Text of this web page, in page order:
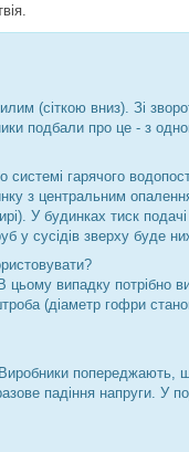
(сіткою вниз). Зі
подбали про це - з
гарячого
з центральним
У будинках тиск
у сусідів зверху буде
випадку потрібно
(діаметр гофри
попереджають,
падіння напруги. У